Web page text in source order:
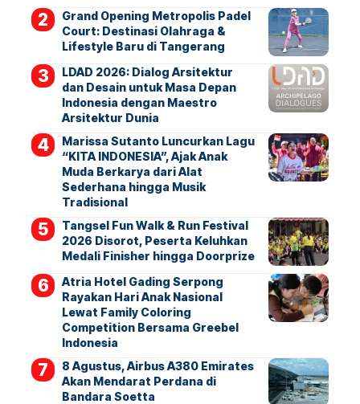
Grand Opening Metropolis Padel
Court: Destinasi Olahraga &
Lifestyle Baru di Tangerang
LDAD 2026: Dialog Arsitektur
dan Desain untuk Masa Depan
Indonesia dengan Maestro
Arsitektur Dunia
Marissa Sutanto Luncurkan Lagu
“KITA INDONESIA”, Ajak Anak
Muda Berkarya dari Alat
Sederhana hingga Musik
Tradisional
Tangsel Fun Walk & Run Festival
2026 Disorot, Peserta Keluhkan
Medali Finisher hingga Doorprize
Atria Hotel Gading Serpong
Rayakan Hari Anak Nasional
Lewat Family Coloring
Competition Bersama Greebel
Indonesia
8 Agustus, Airbus A380 Emirates
Akan Mendarat Perdana di
Bandara Soetta